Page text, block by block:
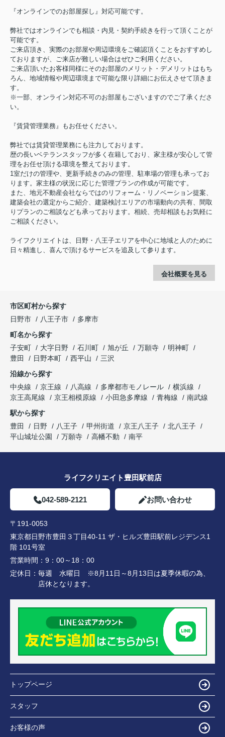
『オンラインでのお部屋探し』対応可能です。
弊社ではオンラインでも相談・内見・契約手続きを行って頂くことが
可能です。
ご来店頂き、実際のお部屋や周辺環境をご確認頂くことをおすすめし
ておりますが、ご来店が難しい場合はぜひご利用ください。
ご来店頂いたお客様同様にそのお部屋のメリット・デメリットはもち
ろん、地域情報や周辺環境まで可能な限り詳細にお伝えさせて頂きま
す。
※一部、オンライン対応不可のお部屋もございますのでご了承くださ
い。
『賃貸管理業務』もお任せください。
弊社では賃貸管理業務にも注力しております。
歴の長いベテランスタッフが多く在籍しており、家主様が安心して管
理をお任せ頂ける環境を整えております。
1室だけの管理や、更新手続きのみの管理、駐車場の管理も承ってお
ります。家主様の状況に応じた管理プランの作成が可能です。
また、地元不動産会社ならではのリフォーム・リノベーション提案、
建築会社の選定からご紹介、建築検討エリアの市場動向の共有、間取
りプランのご相談なども承っております。相続、売却相談もお気軽に
ご相談ください。
ライフクリエイトは、日野・八王子エリアを中心に地域と人のために
日々精進し、喜んで頂けるサービスを追及して参ります。
会社概要を見る
市区町村から探す
日野市
八王子市
多摩市
町名から探す
子安町
大字日野 石川町 旭が丘 万願寺
明神町
豊田
日野本町 西平山
三沢
沿線から探す
中央線
京王線 八高線 多摩都市モノレール
横浜線
京王高尾線
京王相模原線 小田急多摩線 青梅線
南武線
駅から探す
豊田
日野 八王子 甲州街道 京王八王子
北八王子
平山城址公園
万願寺 高幡不動 南平
ライフクリエイト豊田駅前店
042-589-2121 お問い合わせ
〒191-0053
東京都日野市豊田３丁目40-11 ザ・ヒルズ豊田駅前レジデンス1
階 101号室
営業時間： 9：00～18：00
定休日： 毎週 水曜日 ※8月11日～8月13日は夏季休暇の為、
店休となります。
トップページ
スタッフ
お客様の声